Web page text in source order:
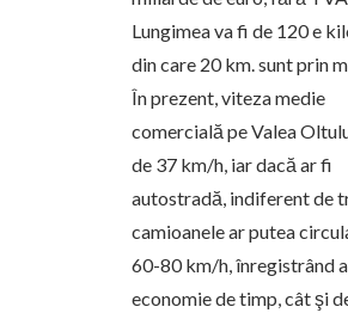
Lungimea va fi de 120 e
din care 20 km. sunt prin
În prezent, viteza medie
comercială pe Valea
de 37 km/h, iar dacă ar fi
autostradă, indiferent de
cami­oanele ar putea
60-80 km/h, înregistrând
economie de timp, cât şi